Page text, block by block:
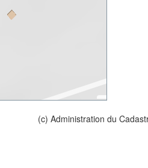
(c) Administration du